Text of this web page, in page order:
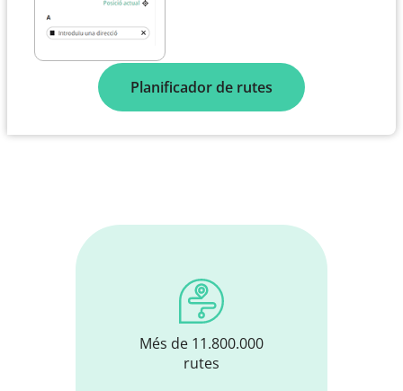
Planificador de rutes
Més de 11.800.000
rutes